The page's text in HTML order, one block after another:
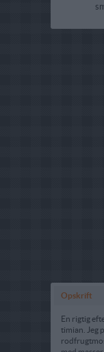
Opskrift
En rigtig
timian. Jeg